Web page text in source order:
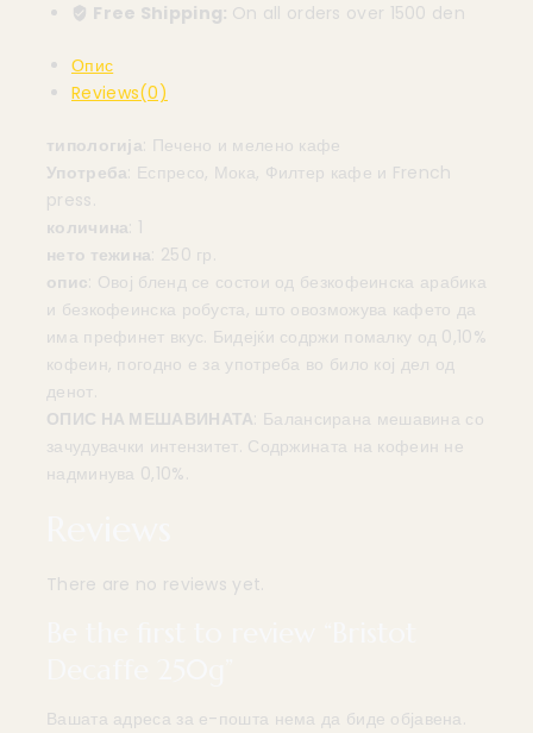
Free Shipping: On all orders over 1500 den
Опис
Reviews(0)
типологија: Печено и мелено кафе
Употреба: Еспресо, Мока, Филтер кафе и French
press.
количина: 1
нето тежина: 250 гр.
опис: Овој бленд се состои од безкофеинска арабика
и безкофеинска робуста, што овозможува кафето да
има префинет вкус. Бидејќи содржи помалку од 0,10%
кофеин, погодно е за употреба во било кој дел од
денот.
ОПИС НА МЕШАВИНАТА: Балансирана мешавина со
зачудувачки интензитет. Содржината на кофеин не
надминува 0,10%.
There are no reviews yet.
Вашата адреса за е-пошта нема да биде објавена.